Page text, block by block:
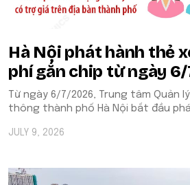
Hà Nội phát hành thẻ
phí gắn chip từ ngày 6/
Từ ngày 6/7/2026, Trung tâm Quản
thông thành phố Hà Nội bắt đầu
JULY 9, 2026